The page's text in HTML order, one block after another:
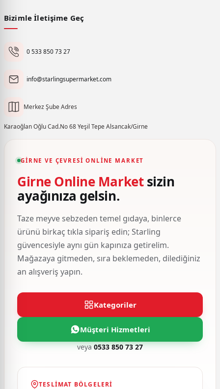
Bizimle İletişime Geç
0 533 850 73 27
info@starlingsupermarket.com
Merkez Şube Adres
Karaoğlan Oğlu Cad.No 68 Yeşil Tepe Alsancak/Girne
GIRNE VE ÇEVRESI ONLINE MARKET
Girne Online Marketsizin
ayağınıza gelsin.
Taze meyve sebzeden temel gıdaya, binlerce
ürünü birkaç tıkla sipariş edin; Starling
güvencesiyle aynı gün kapınıza getirelim.
Mağazaya gitmeden, sıra beklemeden, dilediğiniz
an alışveriş yapın.
Kategoriler
Müşteri Hizmetleri
veya0533 850 73 27
TESLIMAT BÖLGELERI